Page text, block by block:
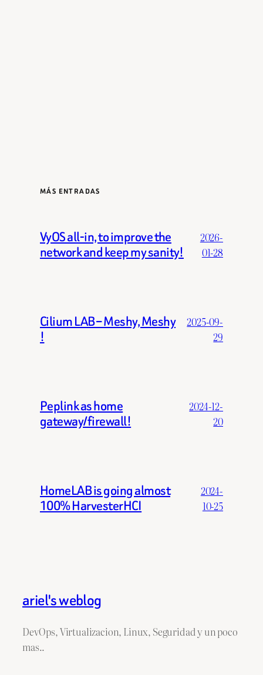
MÁS ENTRADAS
VyOS all-in, to improve the
network and keep my sanity!
2026-
01-28
Cilium LAB – Meshy, Meshy
!
2025-09-
29
Peplink as home
gateway/firewall!
2024-12-
20
HomeLAB is going almost
100% HarvesterHCI
2024-
10-25
ariel's weblog
DevOps, Virtualizacion, Linux, Seguridad y un poco
mas..